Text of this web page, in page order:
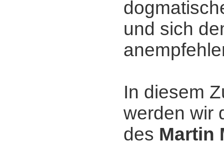
und sich
In diesem
werden wir
des Martin